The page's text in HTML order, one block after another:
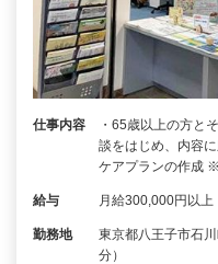
仕事内容
・65歳以上の方と
談をはじめ、内容
ケアプランの作成
給与 月給300,000円以上
勤務地
東京都八王子市石
分）